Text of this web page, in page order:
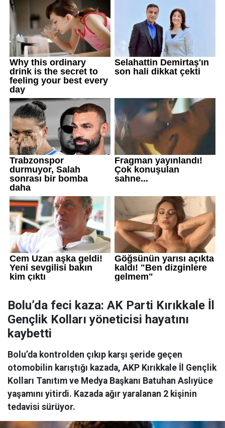
Bolu’da feci kaza: AK Parti Kırıkkale İl
Gençlik Kolları yöneticisi hayatını
kaybetti
Bolu’da kontrolden çıkıp karşı şeride geçen
otomobilin karıştığı kazada, AKP Kırıkkale İl Gençlik
Kolları Tanıtım ve Medya Başkanı Batuhan Aslıyüce
yaşamını yitirdi. Kazada ağır yaralanan 2 kişinin
tedavisi sürüyor.